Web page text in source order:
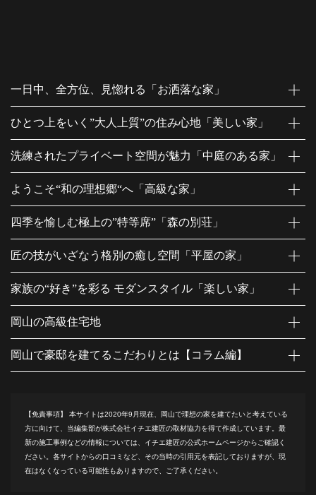
一日中、全方位、見惚れる「お洒落な家」
ひとつ上をいく”大人上質”の住み心地「美しい家」
洗練されたプライベート空間が魅力「中庭のある家」
ようこそ“和の理想郷“へ「高級な家」
四季を愉しむ極上の”特等席”「森の別荘」
匠の技がいざなう格別の癒し空間「平屋の家」
家族の“好き”を彩る モダンスタイル「楽しい家」
岡山の高級住宅地
岡山で豪邸を建てるこだわりとは【コラム編】
【免責事項】
本サイトは2020年9月現在、岡山で理想の家を建てたいと考えている
方に向けて、当編集部が株式会社イチエ建匠の取材協力を得て作成しています。最
新の施工事例などの情報については、イチエ建匠の公式ホームページからご確認く
ださい。各サイトからの口コミなど、その当時の引用元を表記しておりますが、現
在はなくなっている可能性もありますので、ご了承ください。